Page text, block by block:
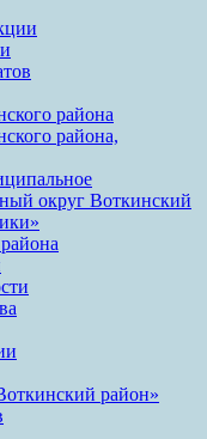
района
района,
округ Воткинский
район»